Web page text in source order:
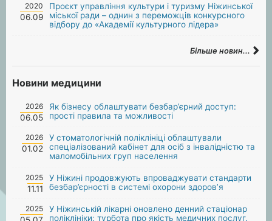
2020
06.09
Проєкт управління культури і туризму Ніжинської
міської ради – однин з переможців конкурсного
відбору до «Академії культурного лідера»
Більше новин...
Новини медицини
2026
06.05
Як бізнесу облаштувати безбар’єрний доступ:
прості правила та можливості
2026
01.02
У стоматологічній поліклініці облаштували
спеціалізований кабінет для осіб з інвалідністю та
маломобільних груп населення
2025
11.11
У Ніжині продовжують впроваджувати стандарти
безбар’єрності в системі охорони здоров’я
2025
У Ніжинській лікарні оновлено денний стаціонар
поліклініки: турбота про якість медичних послуг.